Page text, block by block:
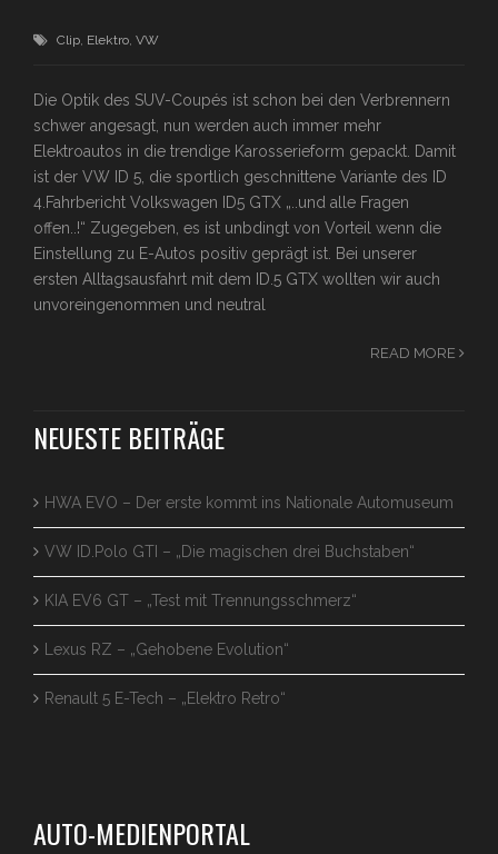
Clip Elektro VW
Die Optik des SUV-Coupés ist schon bei den Verbrennern
schwer angesagt, nun werden auch immer mehr
Elektroautos in die trendige Karosserieform gepackt. Damit
ist der VW ID 5, die sportlich geschnittene Variante des ID
4.Fahrbericht Volkswagen ID5 GTX „..und alle Fragen
offen..!“ Zugegeben, es ist unbdingt von Vorteil wenn die
Einstellung zu E-Autos positiv geprägt ist. Bei unserer
ersten Alltagsausfahrt mit dem ID.5 GTX wollten wir auch
unvoreingenommen und neutral
READ MORE
NEUESTE BEITRÄGE
HWA EVO – Der erste kommt ins Nationale Automuseum
VW ID.Polo GTI – „Die magischen drei Buchstaben“
KIA EV6 GT – „Test mit Trennungsschmerz“
Lexus RZ – „Gehobene Evolution“
Renault 5 E-Tech – „Elektro Retro“
AUTO-MEDIENPORTAL